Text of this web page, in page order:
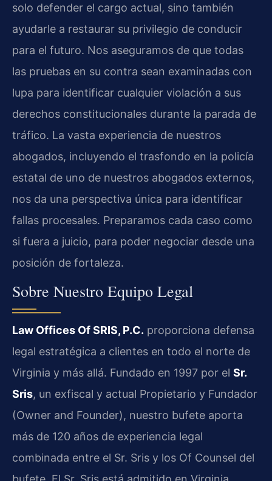
solo defender el cargo actual, sino también
ayudarle a restaurar su privilegio de conducir
para el futuro. Nos aseguramos de que todas
las pruebas en su contra sean examinadas con
lupa para identificar cualquier violación a sus
derechos constitucionales durante la parada de
tráfico. La vasta experiencia de nuestros
abogados, incluyendo el trasfondo en la policía
estatal de uno de nuestros abogados externos,
nos da una perspectiva única para identificar
fallas procesales. Preparamos cada caso como
si fuera a juicio, para poder negociar desde una
posición de fortaleza.
Sobre Nuestro Equipo Legal
Law Offices Of SRIS, P.C. proporciona defensa
legal estratégica a clientes en todo el norte de
Virginia y más allá. Fundado en 1997 por el Sr.
Sris, un exfiscal y actual Propietario y Fundador
(Owner and Founder), nuestro bufete aporta
más de 120 años de experiencia legal
combinada entre el Sr. Sris y los Of Counsel del